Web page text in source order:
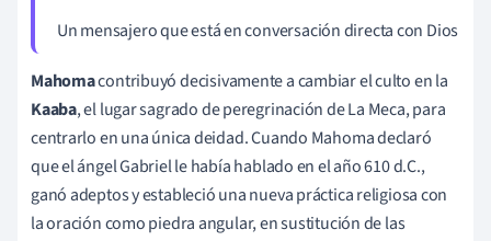
Un mensajero que está en conversación directa con Dios
Mahomacontribuyó decisivamente a cambiar el culto en la
Kaaba, el lugar sagrado de peregrinación de La Meca, para
centrarlo en una única deidad. Cuando Mahoma declaró
que el ángel Gabriel le había hablado en el año 610 d.C.,
ganó adeptos y estableció una nueva práctica religiosa con
la oración como piedra angular, en sustitución de las